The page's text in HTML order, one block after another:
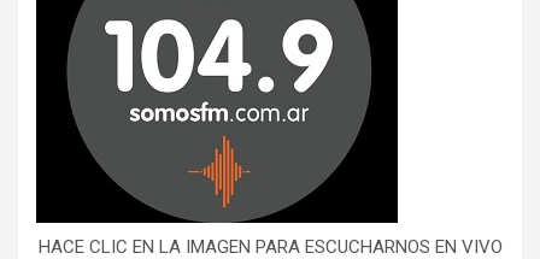
HACE CLIC EN LA IMAGEN PARA ESCUCHARNOS EN VIVO